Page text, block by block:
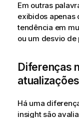
Em outras
exibidos
tendência em
ou um desvio
Diferenças
Há uma
insight são